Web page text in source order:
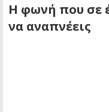
Η φωνή που σε
να αναπνέεις